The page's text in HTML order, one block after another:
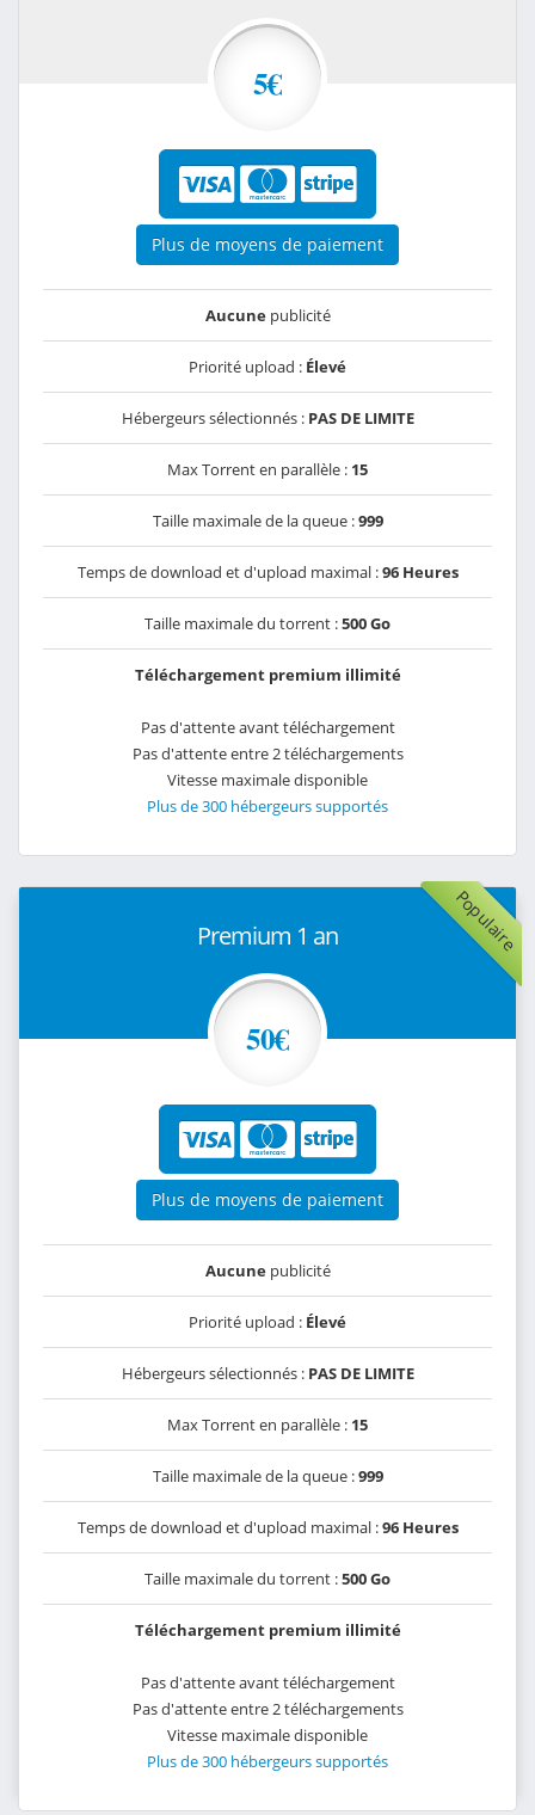
5€
Plus de moyens de paiement
Aucunepublicité
Priorité upload : Élevé
Hébergeurs sélectionnés : PAS DE LIMITE
Max Torrent en parallèle : 15
Taille maximale de la queue :999
Temps de download et d'upload maximal :96 Heures
Taille maximale du torrent :500 Go
Téléchargement premium illimité
Pas d'attente avant téléchargement
Pas d'attente entre 2 téléchargements
Vitesse maximale disponible
Plus de 300 hébergeurs supportés
Populaire
Premium 1 an
50€
Plus de moyens de paiement
Aucunepublicité
Priorité upload : Élevé
Hébergeurs sélectionnés : PAS DE LIMITE
Max Torrent en parallèle : 15
Taille maximale de la queue :999
Temps de download et d'upload maximal :96 Heures
Taille maximale du torrent :500 Go
Téléchargement premium illimité
Pas d'attente avant téléchargement
Pas d'attente entre 2 téléchargements
Vitesse maximale disponible
Plus de 300 hébergeurs supportés